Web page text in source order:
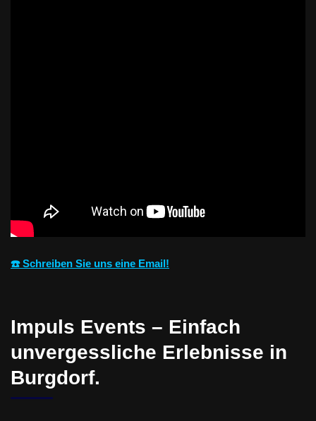
☎️ Schreiben Sie uns eine Email!
Impuls Events – Einfach
unvergessliche Erlebnisse in
Burgdorf.